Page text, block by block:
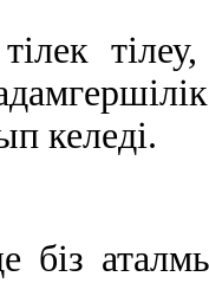
тілеу,
келеді.
біз